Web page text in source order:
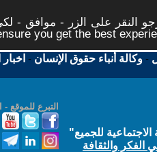
النقر على الزر - موافق -
you get the best
-وكالة أنباء حقوق الإنسان -
التبرع للموقع -
للجميع"
الفكر والثقافة